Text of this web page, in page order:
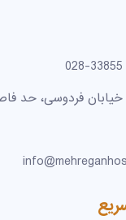
فردوسی، حد